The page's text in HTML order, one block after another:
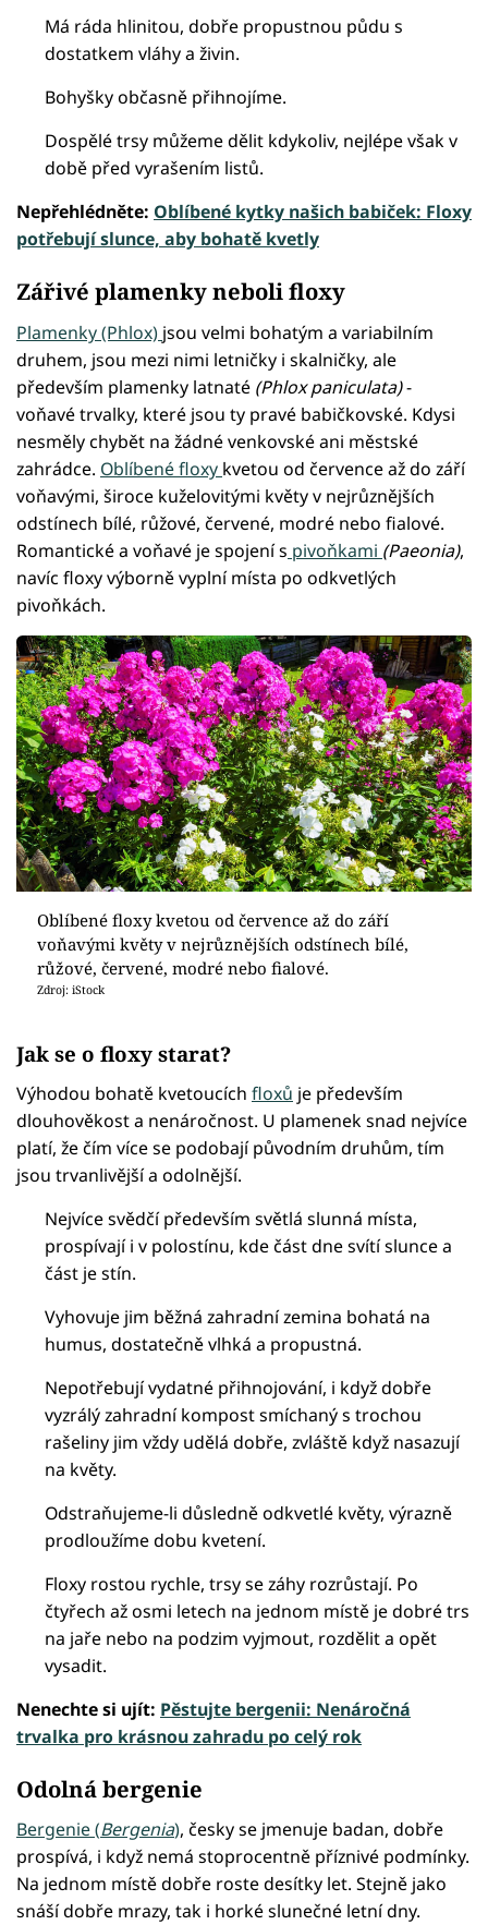
Má ráda hlinitou, dobře propustnou půdu s
dostatkem vláhy a živin.
Bohyšky občasně přihnojíme.
Dospělé trsy můžeme dělit kdykoliv, nejlépe však v
době před vyrašením listů.
Nepřehlédněte: Oblíbené kytky našich babiček: Floxy
potřebují slunce, aby bohatě kvetly
Zářivé plamenky neboli floxy
Plamenky (Phlox) jsou velmi bohatým a variabilním
druhem, jsou mezi nimi letničky i skalničky, ale
především plamenky latnaté (Phlox paniculata)-
voňavé trvalky, které jsou ty pravé babičkovské. Kdysi
nesměly chybět na žádné venkovské ani městské
zahrádce. Oblíbené floxy kvetou od července až do září
voňavými, široce kuželovitými květy v nejrůznějších
odstínech bílé, růžové, červené, modré nebo fialové.
Romantické a voňavé je spojení s pivoňkami (Paeonia),
navíc floxy výborně vyplní místa po odkvetlých
pivoňkách.
Oblíbené floxy kvetou od července až do září
voňavými květy v nejrůznějších odstínech bílé,
růžové, červené, modré nebo fialové.
Zdroj: iStock
Jak se o floxy starat?
Výhodou bohatě kvetoucích floxů je především
dlouhověkost a nenáročnost. U plamenek snad nejvíce
platí, že čím více se podobají původním druhům, tím
jsou trvanlivější a odolnější.
Nejvíce svědčí především světlá slunná místa,
prospívají i v polostínu, kde část dne svítí slunce a
část je stín.
Vyhovuje jim běžná zahradní zemina bohatá na
humus, dostatečně vlhká a propustná.
Nepotřebují vydatné přihnojování, i když dobře
vyzrálý zahradní kompost smíchaný s trochou
rašeliny jim vždy udělá dobře, zvláště když nasazují
na květy.
Odstraňujeme-li důsledně odkvetlé květy, výrazně
prodloužíme dobu kvetení.
Floxy rostou rychle, trsy se záhy rozrůstají. Po
čtyřech až osmi letech na jednom místě je dobré trs
na jaře nebo na podzim vyjmout, rozdělit a opět
vysadit.
Nenechte si ujít: Pěstujte bergenii: Nenáročná
trvalka pro krásnou zahradu po celý rok
Odolná bergenie
Bergenie (Bergenia), česky se jmenuje badan, dobře
prospívá, i když nemá stoprocentně příznivé podmínky.
Na jednom místě dobře roste desítky let. Stejně jako
snáší dobře mrazy, tak i horké slunečné letní dny.